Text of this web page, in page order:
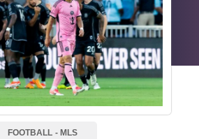
FOOTBALL - MLS